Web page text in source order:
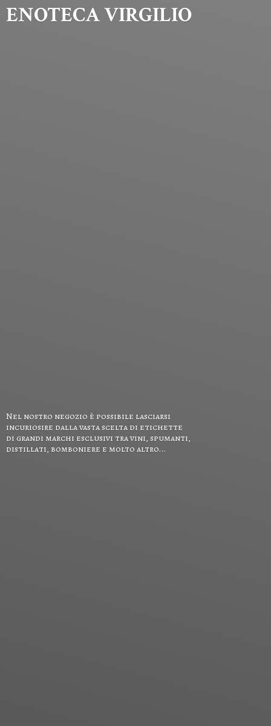
ENOTECA VIRGILIO
Nel nostro negozio è possibile lasciarsi
incuriosire dalla vasta scelta di etichette
di grandi marchi esclusivi tra vini, spumanti,
distillati, bomboniere e molto altro...